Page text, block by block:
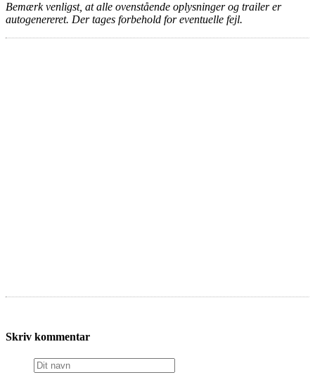
Bemærk venligst, at alle ovenstående oplysninger og trailer er
autogenereret. Der tages forbehold for eventuelle fejl.
Skriv kommentar